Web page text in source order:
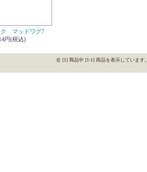
ク マッドワグ7
円(税込)
全 [1] 商品中 [1-1] 商品を表示しています。